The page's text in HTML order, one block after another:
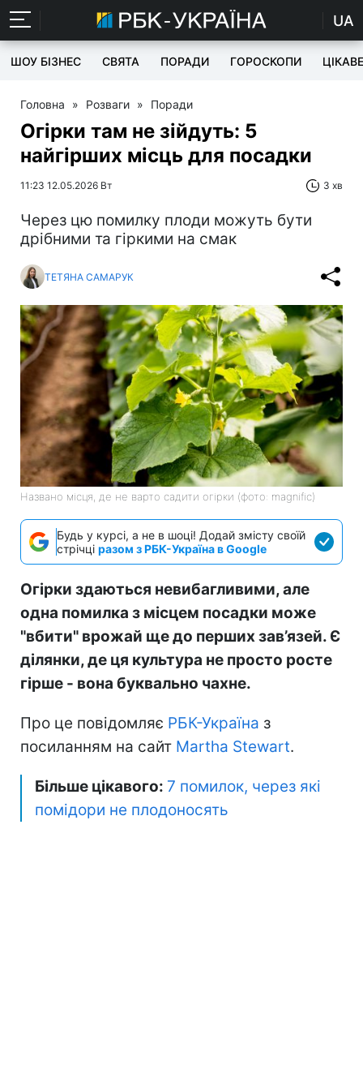
UA
ШОУ БІЗНЕС СВЯТА ПОРАДИ ГОРОСКОПИ ЦІКАВЕ
Головна » Розваги » Поради
Огірки там не зійдуть: 5
найгірших місць для посадки
11:23 12.05.2026 Вт 3 хв
Через цю помилку плоди можуть бути
дрібними та гіркими на смак
ТЕТЯНА САМАРУК
Названо місця, де не варто садити огірки (фото: magnific)
Будь у курсі, а не в шоці! Додай змісту своїй
стрічці разом з РБК-Україна в Google
Огірки здаються невибагливими, але
одна помилка з місцем посадки може
"вбити" врожай ще до перших зав’язей. Є
ділянки, де ця культура не просто росте
гірше - вона буквально чахне.
Про це повідомляє РБК-Україна з
посиланням на сайт Martha Stewart.
Більше цікавого: 7 помилок, через які
помідори не плодоносять